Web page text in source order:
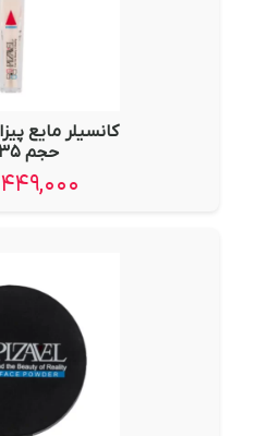
حجم ۳۵ میل
۴۴۹,۰۰۰